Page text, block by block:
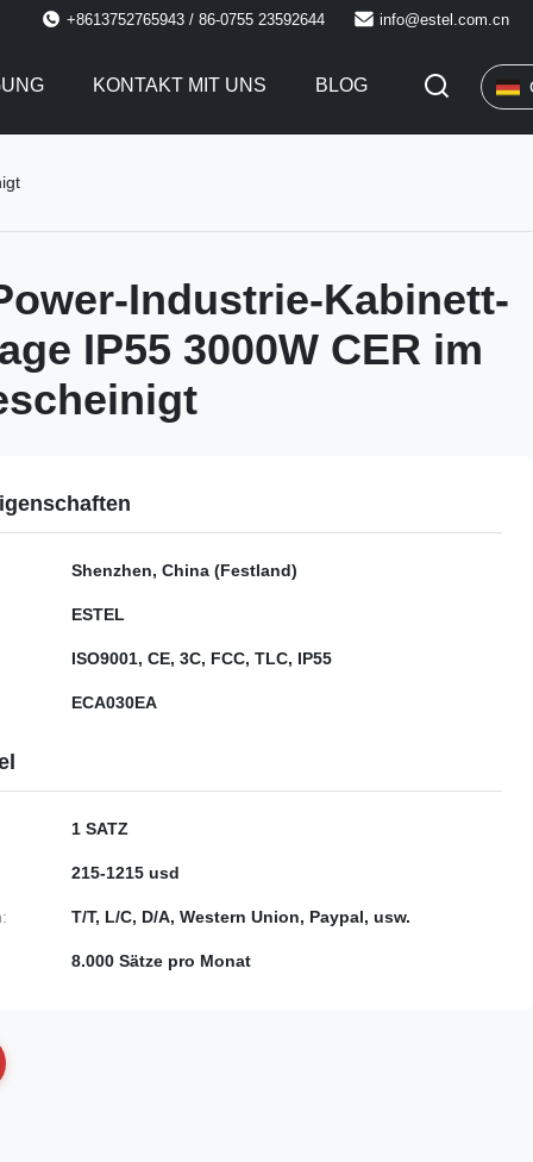
+8613752765943 / 86-0755 23592644 info@estel.com.cn
KONTAKT MIT UNS BLOG
Industrie-Kabinett-
IP55 3000W CER im
Shenzhen, China (Festland)
ESTEL
ISO9001, CE, 3C, FCC, TLC, IP55
ECA030EA
1 SATZ
215-1215 usd
T/T, L/C, D/A, Western Union, Paypal, usw.
8.000 Sätze pro Monat